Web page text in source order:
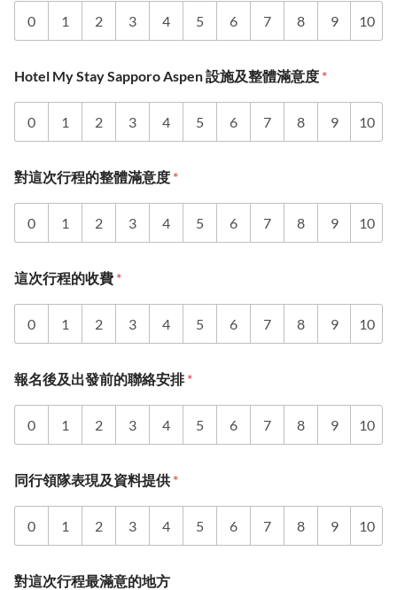
0 1 2 3 4 5 6 7 8 9 10
Hotel My Stay Sapporo Aspen 設施及整體滿意度 *
0 1 2 3 4 5 6 7 8 9 10
對這次行程的整體滿意度 *
0 1 2 3 4 5 6 7 8 9 10
這次行程的收費 *
0 1 2 3 4 5 6 7 8 9 10
報名後及出發前的聯絡安排*
0 1 2 3 4 5 6 7 8 9 10
同行領隊表現及資料提供 *
0 1 2 3 4 5 6 7 8 9 10
對這次行程最滿意的地方